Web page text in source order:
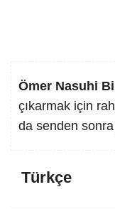
Ömer Nasuhi
çıkarmak için
da senden
Türkçe